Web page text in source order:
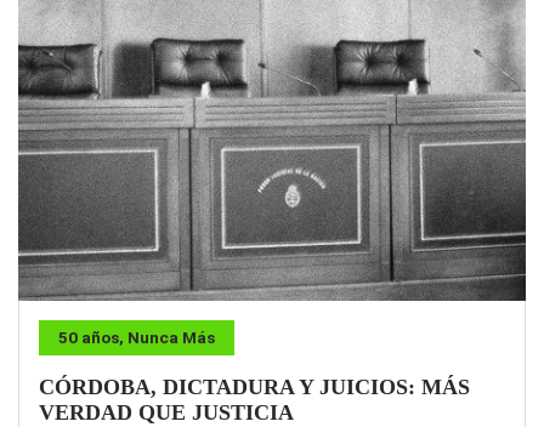
50 años, Nunca Más
CÓRDOBA, DICTADURA Y JUICIOS: MÁS
VERDAD QUE JUSTICIA